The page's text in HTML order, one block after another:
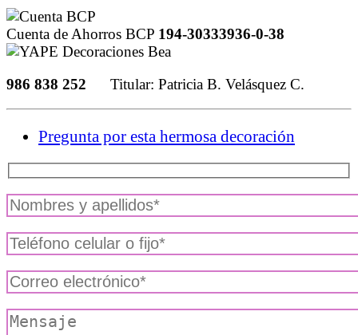
Cuenta de Ahorros BCP 194-30333936-0-38
986 838 252 Titular: Patricia B. Velásquez C.
Pregunta por esta hermosa decoración